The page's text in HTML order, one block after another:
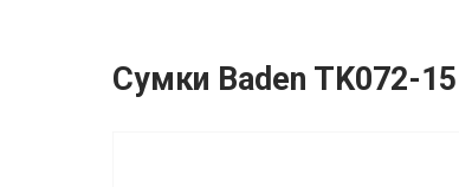
Сумки Baden TK072-15